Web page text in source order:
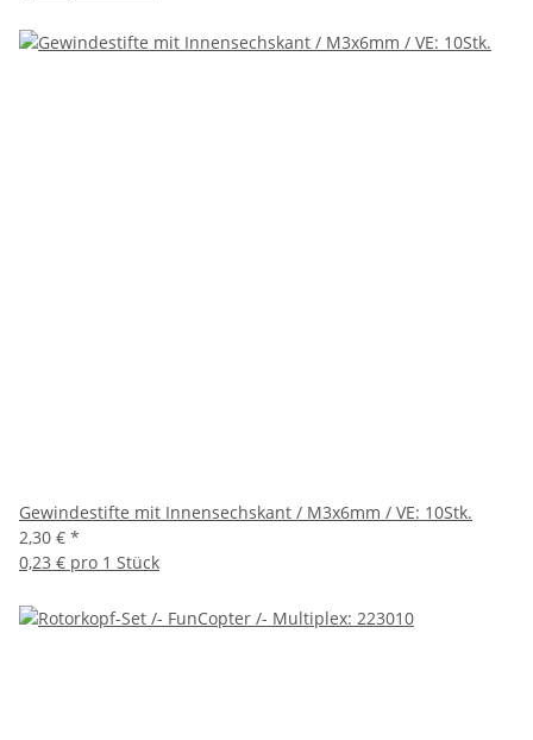
Gewindestifte mit Innensechskant / M3x6mm / VE: 10Stk.
2,30 € *
0,23 € pro 1 Stück